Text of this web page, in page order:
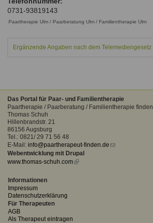
Familienthemen
Seminare und Kurse
Fortbildungen
Ausbildungsinstitute
Fortbildungen
Liste der Fachverbände
Passwort*
vergessen?
Anmelden
Sitemap
Links
Formular zur Registrierung
0731-93819143
Paartherapie Ulm / Paarberatung Ulm / Familientherapie Ulm
Ergänzende Angaben nach dem Telemediengesetz
Das Portal für Paar- und Familientherapie
Paartherapie / Paarberatung / Familientherapie finden
Thomas Schuh
Hillenbrandstr. 21
86156 Augsburg
Tel.: 0821/ 29 71 56 48
E-Mail: info@paartherapeut-finden.de (link
Webentwicklung mit Drupal
www.thomas-schuh.com(link
Informationen
Impressum
Datenschutzerklärung
Für Therapeuten
AGB
Als Therapeut eintragen